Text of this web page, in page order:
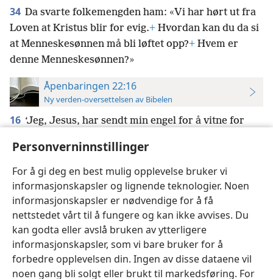
Personverninnstillinger
For å gi deg en best mulig opplevelse bruker vi
informasjonskapsler og lignende teknologier. Noen
informasjonskapsler er nødvendige for å få
nettstedet vårt til å fungere og kan ikke avvises. Du
kan godta eller avslå bruken av ytterligere
informasjonskapsler, som vi bare bruker for å
forbedre opplevelsen din. Ingen av disse dataene vil
noen gang bli solgt eller brukt til markedsføring. For
34 Da svarte folkemengden ham: «Vi har hørt ut fra
Loven at Kristus blir for evig.+ Hvordan kan du da si
at Menneskesønnen må bli løftet opp?+ Hvem er
denne Menneskesønnen?»
Åpenbaringen 22:16
Ny verden-oversettelsen av Bibelen
16 ‘Jeg, Jesus, har sendt min engel for å vitne for
og avkom+og den klare morgenstjernen.’»
Norsk Innstillinger
Copyright© 2026 Watch Tower Bible and Tract Society of Pennsylvania
Vilkår for bruk Personvern Personverninnstillinger
JW.ORG
Logg inn